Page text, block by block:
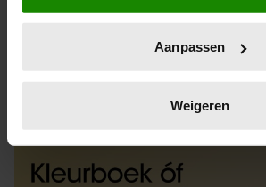
locatie, die tot een paar meter
scannen op specifieke
verwerkt en stel uw voorkeuren in het
intrekken in de Cookieverklaring.
Aanpassen
Weigeren